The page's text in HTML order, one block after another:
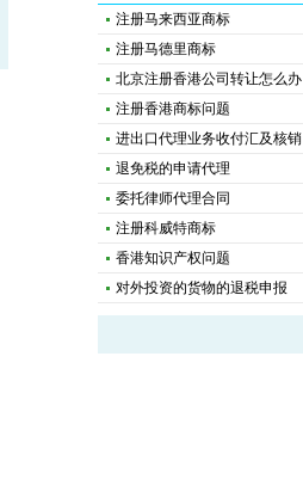
注册马来西亚商标
注册马德里商标
北京注册香港公司转让怎么办
注册香港商标问题
进出口代理业务收付汇及核销
退免税的申请代理
委托律师代理合同
注册科威特商标
香港知识产权问题
对外投资的货物的退税申报